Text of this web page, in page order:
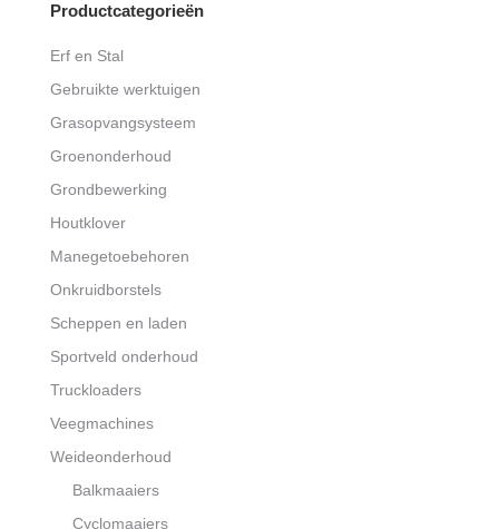
Productcategorieën
Erf en Stal
Gebruikte werktuigen
Grasopvangsysteem
Groenonderhoud
Grondbewerking
Houtklover
Manegetoebehoren
Onkruidborstels
Scheppen en laden
Sportveld onderhoud
Truckloaders
Veegmachines
Weideonderhoud
Balkmaaiers
Cyclomaaiers